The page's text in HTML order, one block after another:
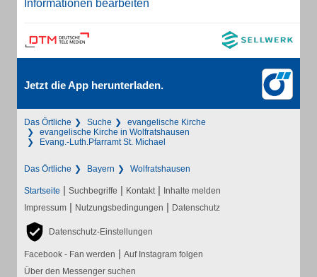
Informationen bearbeiten
Jetzt die App herunterladen.
Das Örtliche Suche
evangelische Kirche
evangelische Kirche in Wolfratshausen
Evang.-Luth.Pfarramt St. Michael
Das Örtliche Bayern Wolfratshausen
Startseite | Suchbegriffe | Kontakt | Inhalte melden
Impressum | Nutzungsbedingungen | Datenschutz
Datenschutz-Einstellungen
Facebook - Fan werden | Auf Instagram folgen
Über den Messenger suchen